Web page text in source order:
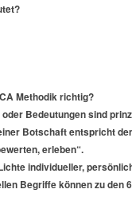
Methodik richtig?
Bedeutungen sind
Botschaft entspricht
erleben“.
individueller,
Begriffe können zu